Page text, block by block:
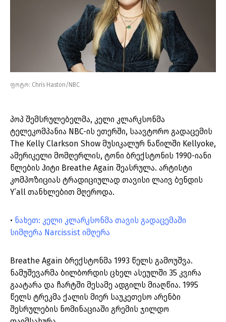
ფოტო: Chris Haston/NBC
პოპ შემსრულებელმა, კელი კლარკსონმა
ტელეკომპანია NBC-ის ეთერში, საავტორო გადაცემის
The Kelly Clarkson Show მუსიკალურ ნაწილში Kellyoke,
ამერიკელი მომღერლის, ტონი ბრექსტონის 1990-იანი
წლების ჰიტი Breathe Again შეასრულა. არტისტი
კომპოზიციას ტრადიციულად თავისი ლაივ ბენდის
Y’all თანხლებით მღეროდა.
• ნახეთ: კელი კლარკსონმა თავის გადაცემაში
სიმღერა Narcissist იმღერა
Breathe Again ბრექსტონმა 1993 წელს გამოუშვა.
ნამუშევარმა ბილბორდის ცხელ ასეულში 35 კვირა
გაატარა და ჩარტში მესამე ადგილს მიაღწია. 1995
წელს ტრეკმა ქალის მიერ საუკეთესო არენბი
შესრულების ნომინაციაში გრემის ჯილდო